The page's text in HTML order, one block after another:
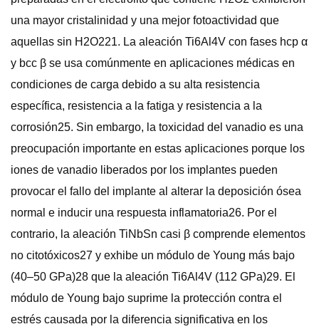
una mayor cristalinidad y una mejor fotoactividad que
aquellas sin H2O221. La aleación Ti6Al4V con fases hcp α
y bcc β se usa comúnmente en aplicaciones médicas en
condiciones de carga debido a su alta resistencia
específica, resistencia a la fatiga y resistencia a la
corrosión25. Sin embargo, la toxicidad del vanadio es una
preocupación importante en estas aplicaciones porque los
iones de vanadio liberados por los implantes pueden
provocar el fallo del implante al alterar la deposición ósea
normal e inducir una respuesta inflamatoria26. Por el
contrario, la aleación TiNbSn casi β comprende elementos
no citotóxicos27 y exhibe un módulo de Young más bajo
(40–50 GPa)28 que la aleación Ti6Al4V (112 GPa)29. El
módulo de Young bajo suprime la protección contra el
estrés causada por la diferencia significativa en los